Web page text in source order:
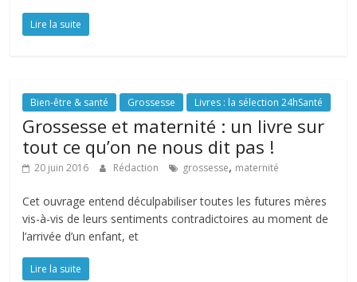
Lire la suite
Bien-être & santé Grossesse Livres : la sélection 24hSanté
Grossesse et maternité : un livre sur
tout ce qu’on ne nous dit pas !
20 juin 2016 Rédaction grossesse, maternité
Cet ouvrage entend déculpabiliser toutes les futures mères
vis-à-vis de leurs sentiments contradictoires au moment de
l’arrivée d’un enfant, et
Lire la suite